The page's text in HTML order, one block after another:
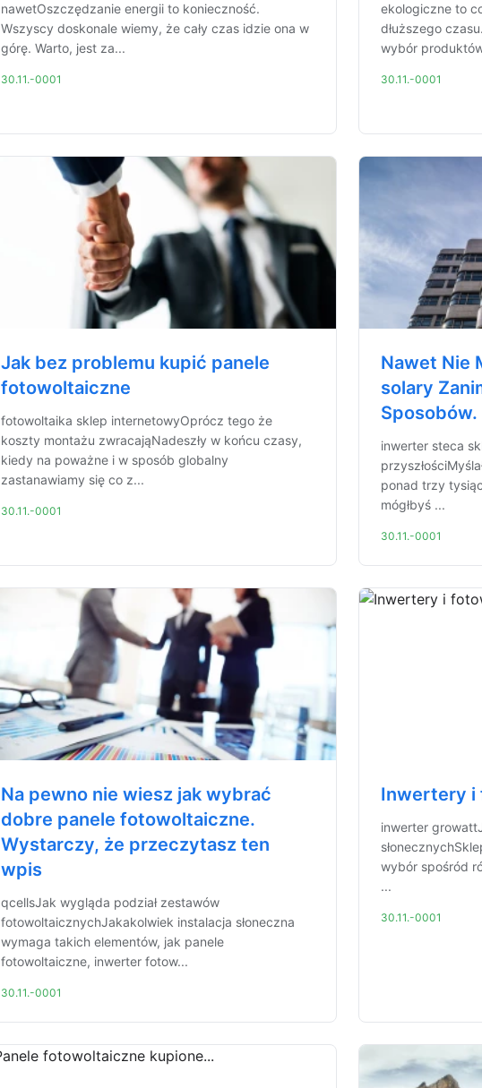
nawetOszczędzanie energii to konieczność.
Wszyscy doskonale wiemy, że cały czas idzie ona w
górę. Warto, jest za...
30.11.-0001
ekologiczne to
dłuższego
wybór
30.11.-0001
Jak bez problemu kupić panele
fotowoltaiczne
fotowoltaika sklep internetowyOprócz tego że
koszty montażu zwracająNadeszły w końcu czasy,
kiedy na poważne i w sposób globalny
zastanawiamy się co z...
30.11.-0001
Nawet Nie
solary
Sposobów.
inwerter steca
ponad trzy
mógłbyś ...
30.11.-0001
Na pewno nie wiesz jak wybrać
dobre panele fotowoltaiczne.
Wystarczy, że przeczytasz ten
wpis
qcellsJak wygląda podział zestawów
fotowoltaicznychJakakolwiek instalacja słoneczna
wymaga takich elementów, jak panele
fotowoltaiczne, inwerter fotow...
30.11.-0001
Inwertery i
inwerter
wybór spośród
...
30.11.-0001